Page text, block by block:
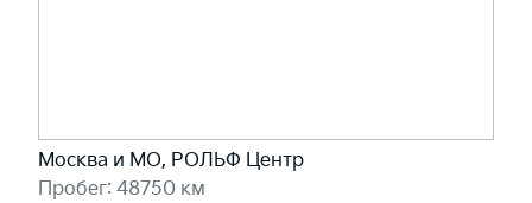
Москва и МО, РОЛЬФ Центр
Пробег: 48750 км